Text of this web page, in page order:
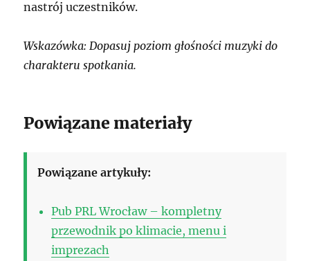
nastrój uczestników.
Wskazówka: Dopasuj poziom głośności muzyki do
charakteru spotkania.
Powiązane materiały
Powiązane artykuły:
Pub PRL Wrocław – kompletny
przewodnik po klimacie, menu i
imprezach